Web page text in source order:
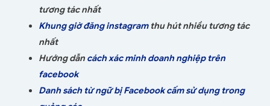
tương tác nhất
Khung giờ đăng instagramthu hút nhiều tương tác
nhất
Hướng dẫn cách xác minh doanh nghiệp trên
facebook
Danh sách từ ngữ bị Facebook cấm sử dụng trong